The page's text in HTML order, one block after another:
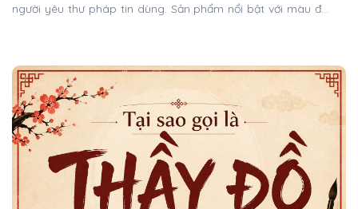
người yêu thư pháp tin dùng. Sản phẩm nổi bật với màu đen